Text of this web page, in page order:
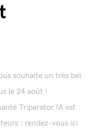
souhaite un très bel
le 24 août !
Triparator IA est
: rendez-vous ici